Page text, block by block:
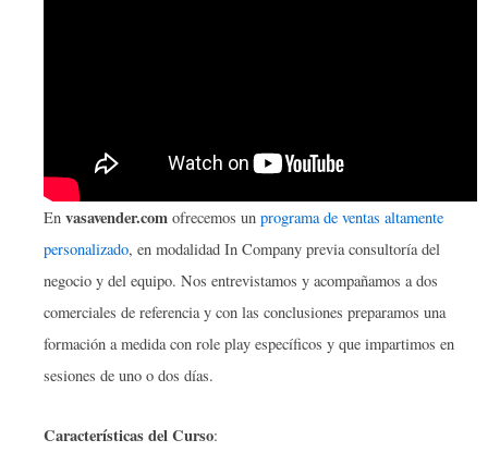
En vasavender.com ofrecemos un programa de ventas altamente
personalizado, en modalidad In Company previa consultoría del
negocio y del equipo. Nos entrevistamos y acompañamos a dos
comerciales de referencia y con las conclusiones preparamos una
formación a medida con role play específicos y que impartimos en
sesiones de uno o dos días.
Características del Curso: